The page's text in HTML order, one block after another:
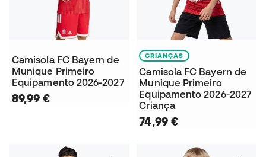
Camisola FC Bayern de
Munique Primeiro
Equipamento 2026-2027
89,99 €
CRIANÇAS
Camisola FC Bayern de
Munique Primeiro
Equipamento 2026-2027
Criança
74,99 €